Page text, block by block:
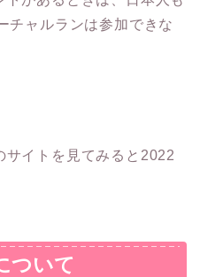
チャルランは参加できな
イトを見てみると2022
ついて